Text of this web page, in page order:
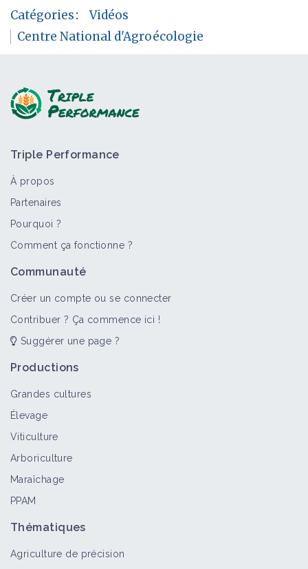
Catégories:
Vidéos
Centre National d'Agroécologie
Triple Performance
À propos
Partenaires
Pourquoi ?
Comment ça fonctionne ?
Communauté
Créer un compte ou se connecter
Contribuer ? Ça commence ici !
Suggérer une page ?
Productions
Grandes cultures
Élevage
Viticulture
Arboriculture
Maraîchage
PPAM
Thématiques
Agriculture de précision